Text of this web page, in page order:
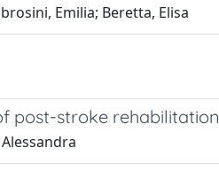
Emilia; Beretta, Elisa
post-stroke rehabilitation